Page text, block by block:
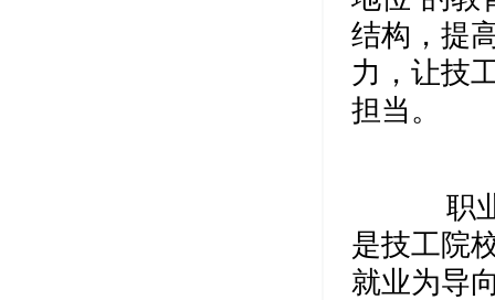
结构，提
力，让技
担当。
职业
是技工院
就业为导